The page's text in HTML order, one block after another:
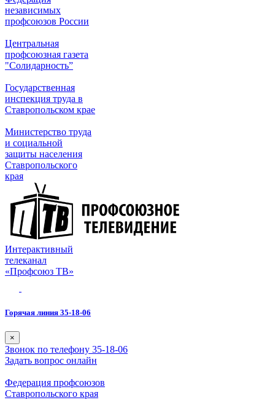
независимых
профсоюзов России
Центральная
профсоюзная газета
"Солидарность”
Государственная
инспекция труда в
Ставропольском крае
Министерство труда
и социальной
защиты населения
Ставропольского
края
Интерактивный
телеканал
«Профсоюз ТВ»
Горячая линия 35-18-06
×
Звонок по телефону 35-18-06
Задать вопрос онлайн
Федерация профсоюзов
Ставропольского края